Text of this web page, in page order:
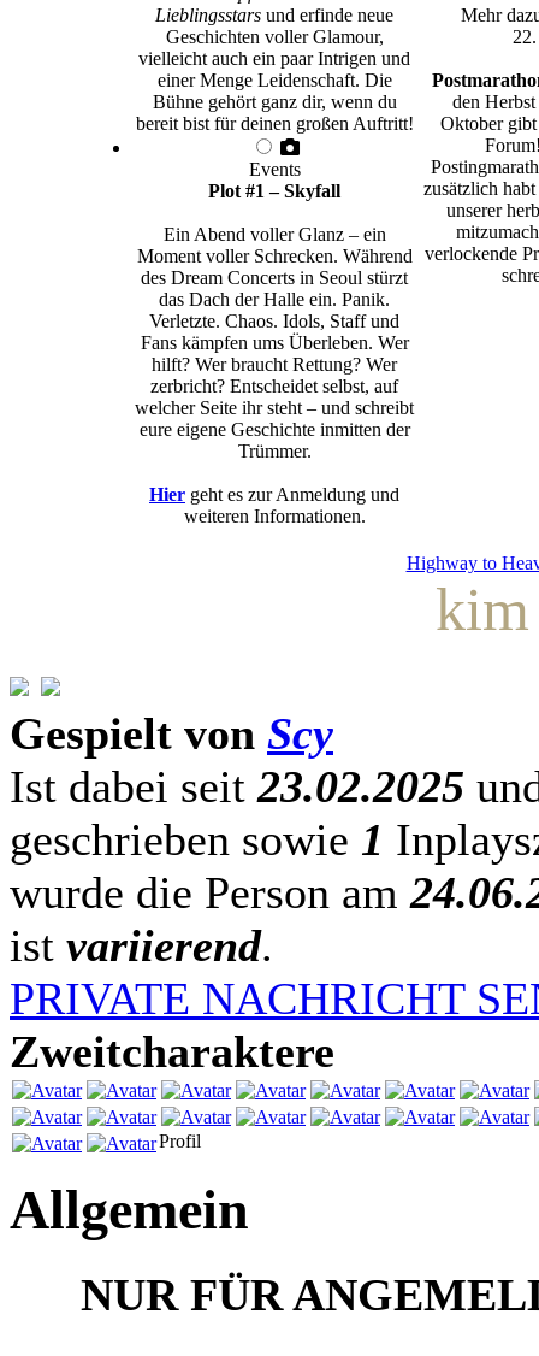
Lieblingsstars und erfinde neue
Geschichten voller Glamour,
vielleicht auch ein paar Intrigen und
einer Menge Leidenschaft. Die
Bühne gehört ganz dir, wenn du
bereit bist für deinen großen Auftritt!
Events
Plot #1 – Skyfall
Ein Abend voller Glanz – ein
Moment voller Schrecken. Während
des Dream Concerts in Seoul stürzt
das Dach der Halle ein. Panik.
Verletzte. Chaos. Idols, Staff und
Fans kämpfen ums Überleben. Wer
hilft? Wer braucht Rettung? Wer
zerbricht? Entscheidet selbst, auf
welcher Seite ihr steht – und schreibt
eure eigene Geschichte inmitten der
Trümmer.
Hier geht es zur Anmeldung und
weiteren Informationen.
Mehr
den
Oktober
zusätzlich
unserer
verlockende
Highway to
kim
Gespielt von Scy
Ist dabei seit23.02.2025
geschrieben sowie 1
wurde die Person am
ist variierend.
PRIVATE NACHRICHT
Zweitcharaktere
Profil
Allgemein
NUR FÜR